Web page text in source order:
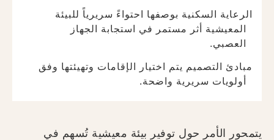
الرعاية السكنية بوصفها احتواءً سريرياً للبيئة
المعيشية أثر مستمر في استجابة الجهاز
العصبي.
مبادئ التصميم يتم اختيار الإقامات وتهيئتها وفق
أولويات سريرية واضحة.
يتمحور الأمر حول توفير بيئة معيشية تُسهم في